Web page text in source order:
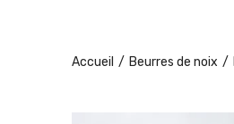
Chercher
Accueil / Beurres de noix /